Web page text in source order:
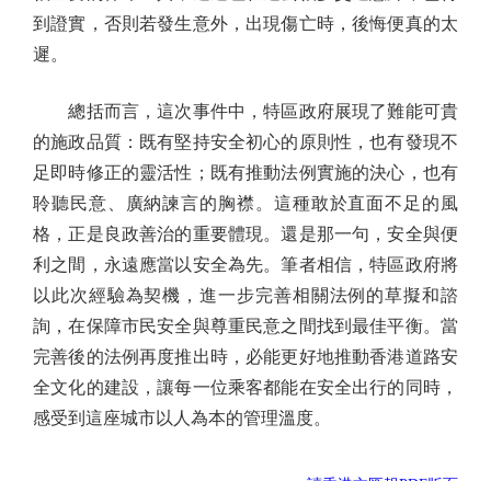
到證實，否則若發生意外，出現傷亡時，後悔便真的太
遲。
總括而言，這次事件中，特區政府展現了難能可貴
的施政品質：既有堅持安全初心的原則性，也有發現不
足即時修正的靈活性；既有推動法例實施的決心，也有
聆聽民意、廣納諫言的胸襟。這種敢於直面不足的風
格，正是良政善治的重要體現。還是那一句，安全與便
利之間，永遠應當以安全為先。筆者相信，特區政府將
以此次經驗為契機，進一步完善相關法例的草擬和諮
詢，在保障市民安全與尊重民意之間找到最佳平衡。當
完善後的法例再度推出時，必能更好地推動香港道路安
全文化的建設，讓每一位乘客都能在安全出行的同時，
感受到這座城市以人為本的管理溫度。